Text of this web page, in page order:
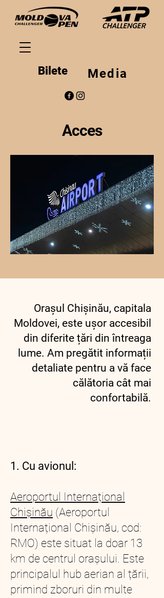
Bilete Media
Acces
Orașul Chișinău, capitala
Moldovei, este ușor accesibil
din diferite țări din întreaga
lume. Am pregătit informații
detaliate pentru a vă face
călătoria cât mai
confortabilă.
1. Cu avionul:
Aeroportul Internațional
Chișinău (Aeroportul
Internațional Chișinău, cod:
RMO) este situat la doar 13
km de centrul orașului. Este
principalul hub aerian al țării,
primind zboruri din multe